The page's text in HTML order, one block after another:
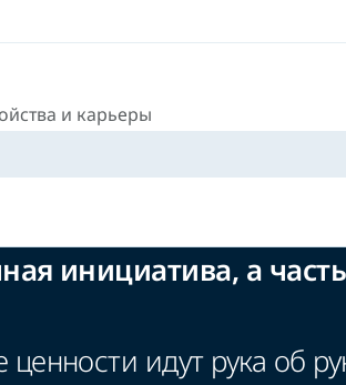
и карьеры
инициатива, а часть
идут рука об